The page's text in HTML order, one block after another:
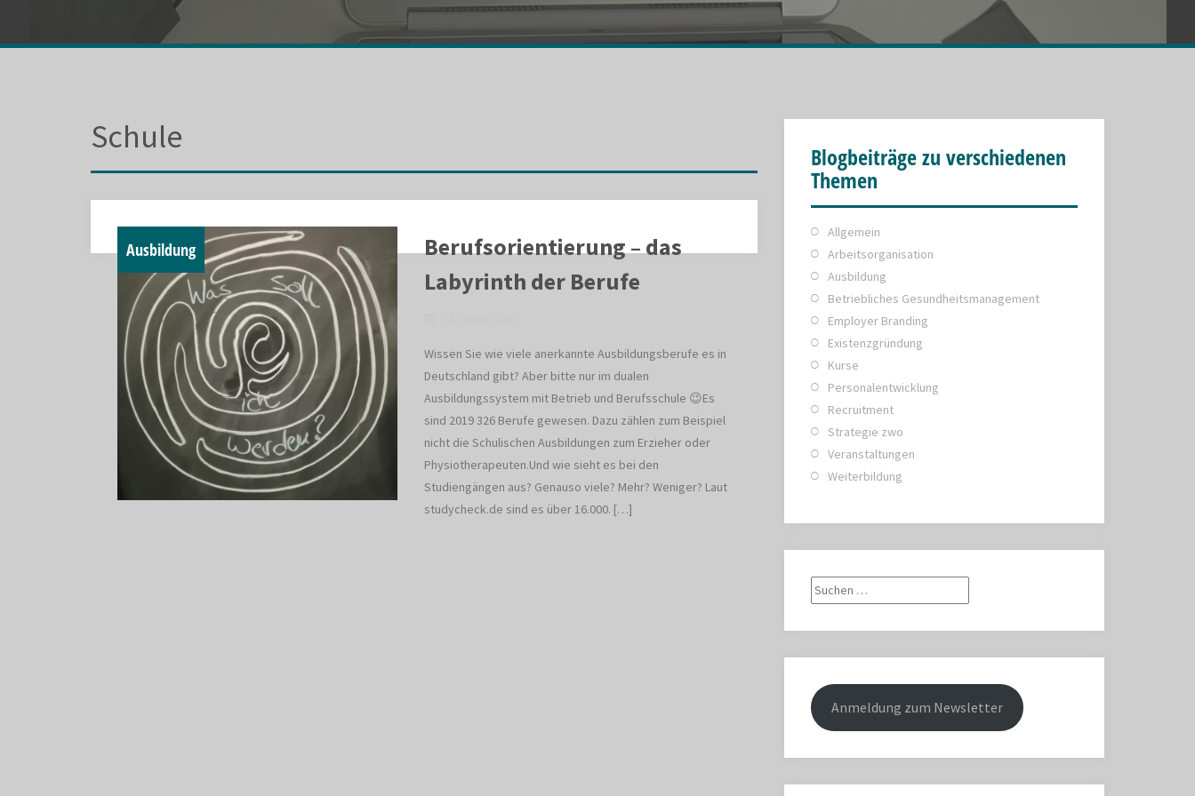
Schule
Ausbildung
Berufsorientierung – das
Labyrinth der Berufe
Wissen Sie wie viele anerkannte Ausbildungsberufe es in
Deutschland gibt? Aber bitte nur im dualen
Ausbildungssystem mit Betrieb und Berufsschule 😉Es
sind 2019 326 Berufe gewesen. Dazu zählen zum Beispiel
nicht die Schulischen Ausbildungen zum Erzieher oder
Physiotherapeuten.Und wie sieht es bei den
Studiengängen aus? Genauso viele? Mehr? Weniger? Laut
studycheck.de sind es über 16.000. […]
Blogbeiträge zu verschiedenen
Themen
Allgemein
Arbeitsorganisation
Ausbildung
Betriebliches Gesundheitsmanagement
Employer Branding
Existenzgründung
Kurse
Personalentwicklung
Recruitment
Strategie zwo
Veranstaltungen
Weiterbildung
Suche
nach:
Anmeldung zum Newsletter